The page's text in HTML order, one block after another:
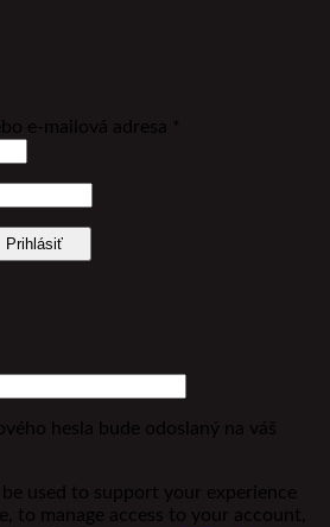
e-mailová adresa *
Prihlásiť
hesla bude odoslaný na váš
used to support your experience
to manage access to your account,